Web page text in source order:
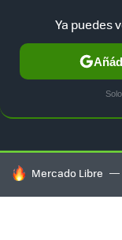
HOY SE HABLA DE
Mercado Libre
Ya puedes